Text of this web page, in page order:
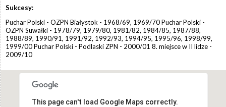
Sukcesy:
Puchar Polski - OZPN Białystok - 1968/69, 1969/70 Puchar Polski -
OZPN Suwałki - 1978/79, 1979/80, 1981/82, 1984/85, 1987/88,
1988/89, 1990/91, 1991/92, 1992/93, 1994/95, 1995/96, 1998/99,
1999/00 Puchar Polski - Podlaski ZPN - 2000/01 8. miejsce w II lidze -
2009/10
This page can't load Google Maps correctly.